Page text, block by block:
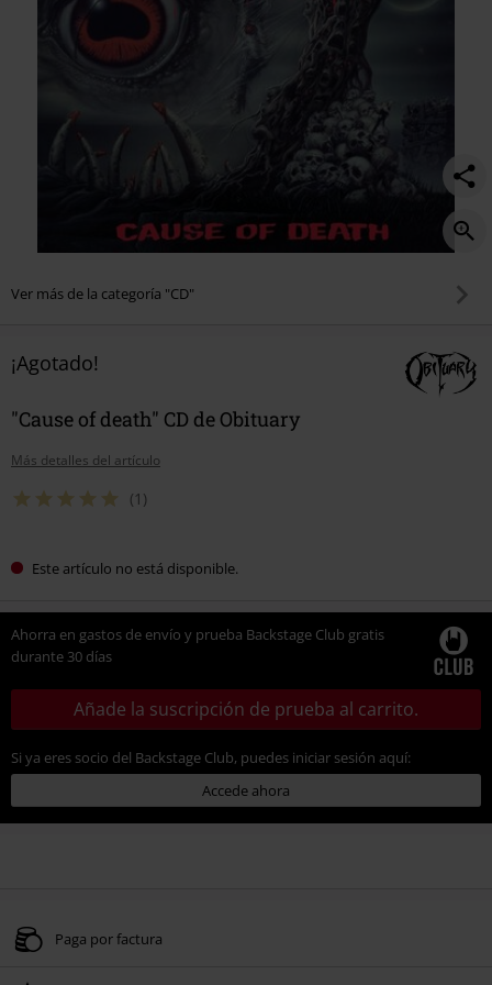
Ver más de la categoría "CD"
¡Agotado!
"Cause of death" CD de Obituary
Más detalles del artículo
(1)
Este artículo no está disponible.
Ahorra en gastos de envío y prueba Backstage Club gratis
durante 30 días
Añade la suscripción de prueba al carrito.
Si ya eres socio del Backstage Club, puedes iniciar sesión aquí:
Accede ahora
Paga por factura